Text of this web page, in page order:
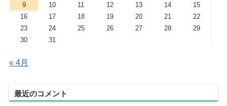
9
10 11 12 13 14
15
16
17 18 19 20 21
22
23
24 25 26 27 28
29
30
31
« 4月
最近のコメント